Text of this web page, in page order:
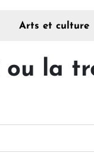
Arts et culture
la